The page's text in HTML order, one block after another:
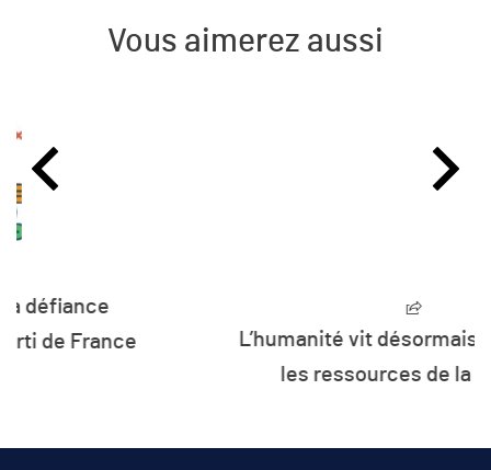
Vous aimerez aussi
L’humanité vit désormais à crédit sur
les ressources de la planète